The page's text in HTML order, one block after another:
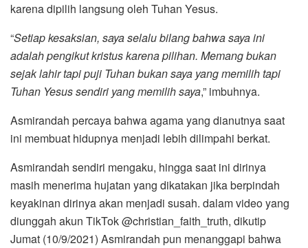
karena dipilih langsung oleh Tuhan Yesus.
“Setiap kesaksian, saya selalu bilang bahwa saya ini
adalah pengikut kristus karena pilihan. Memang bukan
sejak lahir tapi puji Tuhan bukan saya yang memilih tapi
Tuhan Yesus sendiri yang memilih saya,” imbuhnya.
Asmirandah percaya bahwa agama yang dianutnya saat
ini membuat hidupnya menjadi lebih dilimpahi berkat.
Asmirandah sendiri mengaku, hingga saat ini dirinya
masih menerima hujatan yang dikatakan jika berpindah
keyakinan dirinya akan menjadi susah. dalam video yang
diunggah akun TikTok @christian_faith_truth, dikutip
Jumat (10/9/2021) Asmirandah pun menanggapi bahwa